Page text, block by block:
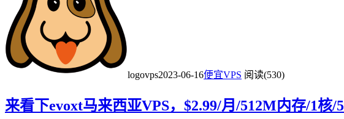
logovps2023-06-16便宜VPS 阅读(530)
来看下evoxt马来西亚VPS，$2.99/月/512M内存/1核